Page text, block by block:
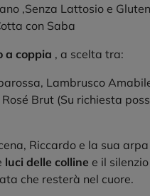
,Senza Lattosio e
con Saba
a coppia , a scelta tra:
Lambrusco
Brut (Su richiesta
Riccardo e la sua
luci delle colline e il
che resterà nel cuore.